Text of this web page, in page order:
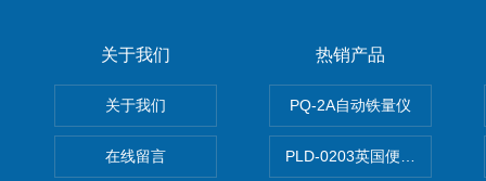
关于我们
关于我们
在线留言
热销产品
PQ-2A自动铁量仪
PLD-0203英国便携式油品颗